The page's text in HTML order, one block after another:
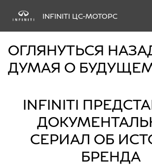
INFINITI ЦС-МОТОРС
ОГЛЯНУТЬСЯ
ДУМАЯ О
INFINITI
СЕРИАЛ ОБ
БРЕНДА